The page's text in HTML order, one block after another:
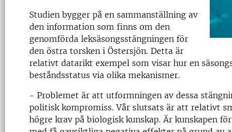
Studien bygger på en sammanställning av
den information som finns om den
genomförda leksäsongsstängningen för
den östra torsken i Östersjön. Detta är
relativt datarikt exempel som visar hur en
beståndsstatus via olika mekanismer.
- Problemet är att utformningen av dessa
politisk kompromiss. Vår slutsats är att relativt
högre krav på biologisk kunskap. Är kunskapen